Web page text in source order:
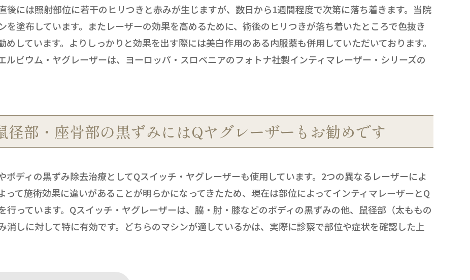
後には照射部位に若干のヒリつきと赤みが生じますが、数日から1週間程度で次第に落ち着きます。当院
塗布しています。またレーザーの効果を高めるために、術後のヒリつきが落ち着いたところで色抜き
しています。よりしっかりと効果を出す際には美白作用のある内服薬も併用していただいております。
ルビウム・ヤグレーザーは、ヨーロッパ・スロベニアのフォトナ社製インティマレーザー・シリーズの
径部・座骨部の黒ずみにはQヤグレーザーもお勧めです
ディの黒ずみ除去治療としてQスイッチ・ヤグレーザーも使用しています。2つの異なるレーザーによ
て施術効果に違いがあることが明らかになってきたため、現在は部位によってインティマレーザーとQ
行っています。Qスイッチ・ヤグレーザーは、脇・肘・膝などのボディの黒ずみの他、鼠径部（太ももの
しに対して特に有効です。どちらのマシンが適しているかは、実際に診察で部位や症状を確認した上